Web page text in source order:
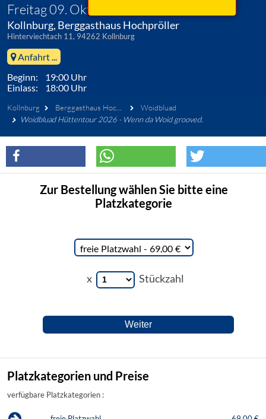
Freitag 09. Oktober 2026
Kollnburg, Berggasthaus Hochpröller
Hinterviechtach 11, 94262 Kollnburg
Anfahrt ...
Beginn: 19:00 Uhr
Einlass: 18:00 Uhr
Kollnburg Berggasthaus Hochpröller
Woidbluad
Woidbluad Hüttentour 2026 - Wenn da Woid grooved.
Zur Bestellung wählen Sie bitte eine
Platzkategorie
x Stückzahl
Platzkategorien und Preise
verfügbare Platzkategorien :